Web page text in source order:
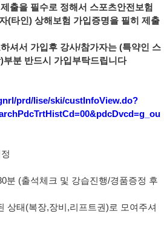
출을 필수로 정해서 스포츠안전보험
(타인) 상해보험 가입증명을 필히 제출
셔서 가입후 강사/참가자는 (특약인 스
분 반드시 가입부탁드립니다
prd/lise/ski/custInfoView.do?
분 (출석체크 및 강습진행/경품증정 후
상태(복장,장비,리프트권)로 모여주셔